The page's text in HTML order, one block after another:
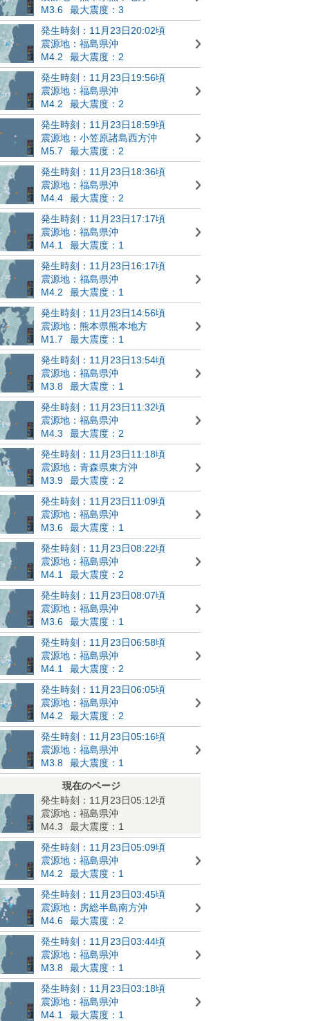
M3.6
最大震度：3
発生時刻：11月23日20:02頃
震源地：福島県沖
M4.2
最大震度：2
発生時刻：11月23日19:56頃
震源地：福島県沖
M4.2
最大震度：2
発生時刻：11月23日18:59頃
震源地：小笠原諸島西方沖
M5.7
最大震度：2
発生時刻：11月23日18:36頃
震源地：福島県沖
M4.4
最大震度：2
発生時刻：11月23日17:17頃
震源地：福島県沖
M4.1
最大震度：1
発生時刻：11月23日16:17頃
震源地：福島県沖
M4.2
最大震度：1
発生時刻：11月23日14:56頃
震源地：熊本県熊本地方
M1.7
最大震度：1
発生時刻：11月23日13:54頃
震源地：福島県沖
M3.8
最大震度：1
発生時刻：11月23日11:32頃
震源地：福島県沖
M4.3
最大震度：2
発生時刻：11月23日11:18頃
震源地：青森県東方沖
M3.9
最大震度：2
発生時刻：11月23日11:09頃
震源地：福島県沖
M3.6
最大震度：1
発生時刻：11月23日08:22頃
震源地：福島県沖
M4.1
最大震度：2
発生時刻：11月23日08:07頃
震源地：福島県沖
M3.6
最大震度：1
発生時刻：11月23日06:58頃
震源地：福島県沖
M4.1
最大震度：2
発生時刻：11月23日06:05頃
震源地：福島県沖
M4.2
最大震度：2
発生時刻：11月23日05:16頃
震源地：福島県沖
M3.8
最大震度：1
現在のページ
発生時刻：11月23日05:12頃
震源地：福島県沖
M4.3
最大震度：1
発生時刻：11月23日05:09頃
震源地：福島県沖
M4.2
最大震度：1
発生時刻：11月23日03:45頃
震源地：房総半島南方沖
M4.6
最大震度：2
発生時刻：11月23日03:44頃
震源地：福島県沖
M3.8
最大震度：1
発生時刻：11月23日03:18頃
震源地：福島県沖
M4.1
最大震度：1